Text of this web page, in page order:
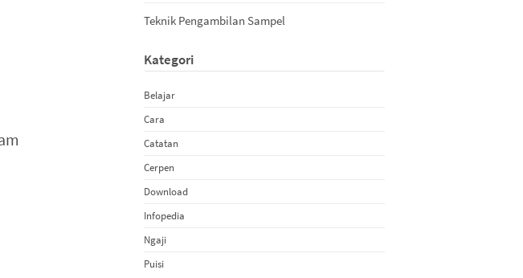
Teknik Pengambilan Sampel
Kategori
Belajar
Cara
Catatan
Cerpen
Download
Infopedia
Ngaji
Puisi